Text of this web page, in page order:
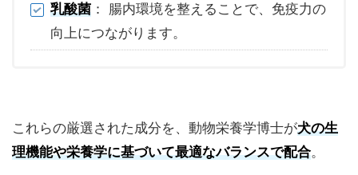
乳酸菌 ： 腸内環境を整えることで、免疫力の
向上につながります。
これらの厳選された成分を、動物栄養学博士が犬の生
理機能や栄養学に基づいて最適なバランスで配合。